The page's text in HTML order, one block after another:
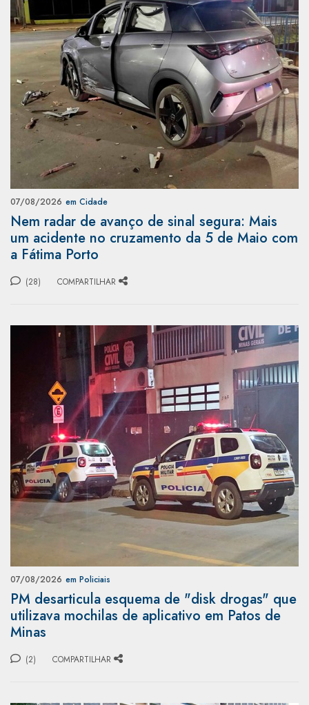
07/08/2026 em Cidade
Nem radar de avanço de sinal segura: Mais
um acidente no cruzamento da 5 de Maio com
a Fátima Porto
(28) COMPARTILHAR
07/08/2026 em Policiais
PM desarticula esquema de "disk drogas" que
utilizava mochilas de aplicativo em Patos de
Minas
(2) COMPARTILHAR